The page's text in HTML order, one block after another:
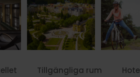
Tillgängliga rum